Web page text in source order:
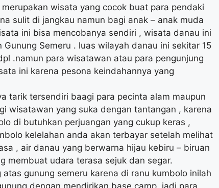
wisata yang cocok buat para pendaki
sulit di jangkau namun bagi anak – anak muda
ini bisa mencobanya sendiri , wisata danau ini
Semeru . luas wilayah danau ini sekitar 15
.namun para wisatawan atau para pengunjung
ini karena pesona keindahannya yang
tarik tersendiri baagi para pecinta alam maupun
wisatawan yang suka dengan tantangan , karena
di butuhkan perjuangan yang cukup keras ,
kelelahan anda akan terbayar setelah melihat
, air danau yang berwarna hijau kebiru – biruan
membuat udara terasa sejuk dan segar.
gunung semeru karena di ranu kumbolo inilah
dengan mendirikan base camp ,jadi para